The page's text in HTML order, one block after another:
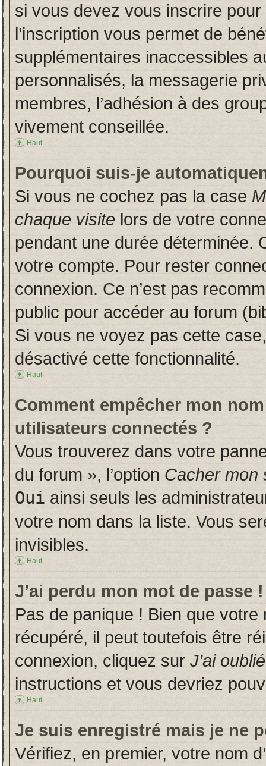
si vous devez vous inscrire
l’inscription vous permet de
supplémentaires inaccessibles
personnalisés, la messagerie
membres, l’adhésion à des
vivement conseillée.
Haut
Pourquoi suis-je
Si vous ne cochez pas la case
chaque visite lors de votre
pendant une durée déterminée.
votre compte. Pour rester
connexion. Ce n’est pas
public pour accéder au forum
Si vous ne voyez pas cette
désactivé cette fonctionnalité.
Haut
Comment empêcher mon
utilisateurs connectés ?
Vous trouverez dans votre
du forum », l’option Cacher mon
Oui ainsi seuls les
votre nom dans la liste. Vous
invisibles.
Haut
J’ai perdu mon mot de passe !
Pas de panique ! Bien que
récupéré, il peut toutefois être
connexion, cliquez sur J’ai
instructions et vous devriez
Haut
Je suis enregistré mais je ne
Vérifiez, en premier, votre nom